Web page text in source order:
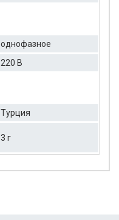
однофазное
220 В
Турция
3 г